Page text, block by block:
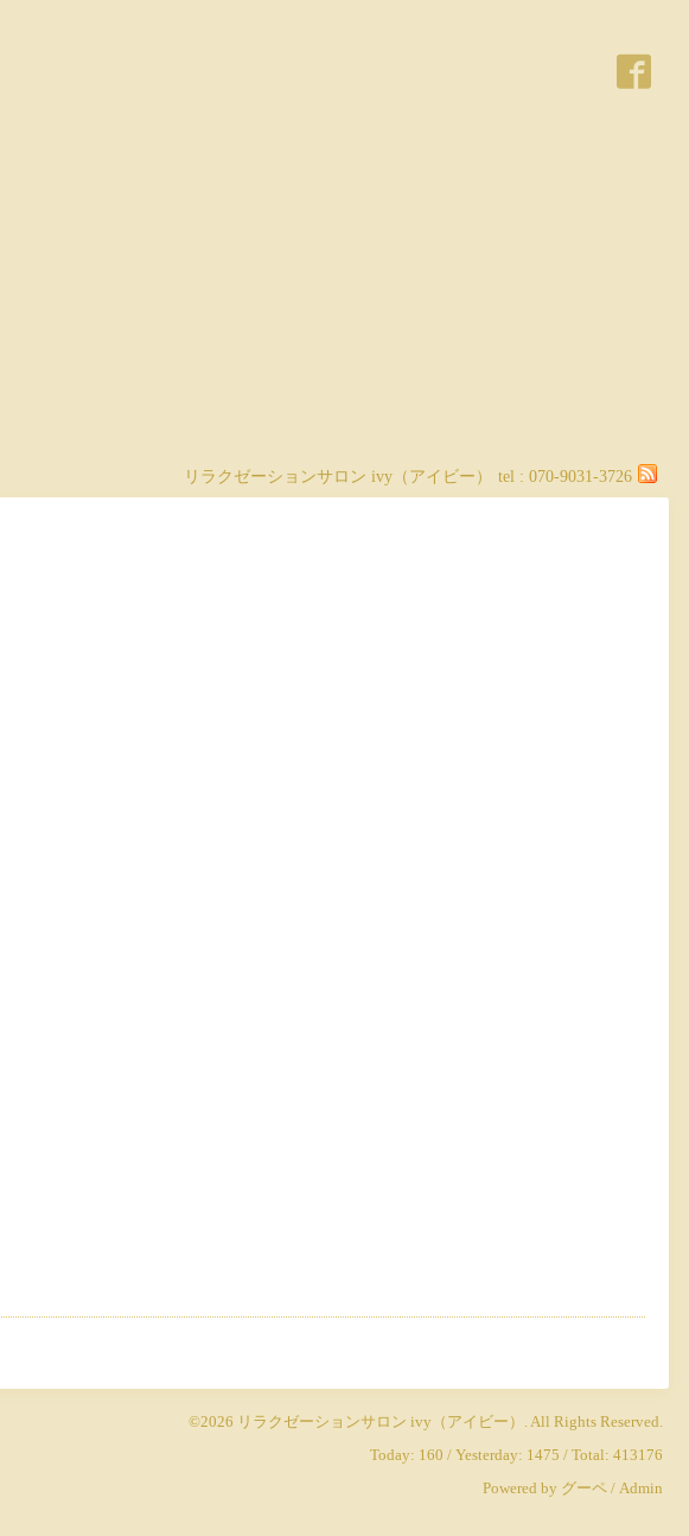
リラクゼーションサロン ivy（アイビー） tel : 070-9031-3726
©2026 リラクゼーションサロン ivy（アイビー）
. All Rights Reserved.
Today: 160 / Yesterday: 1475 / Total: 413176
Powered by グーペ / Admin